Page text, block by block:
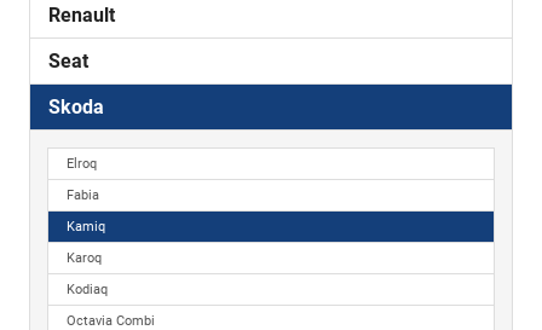
Renault
Seat
Skoda
Elroq
Fabia
Kamiq
Karoq
Kodiaq
Octavia Combi